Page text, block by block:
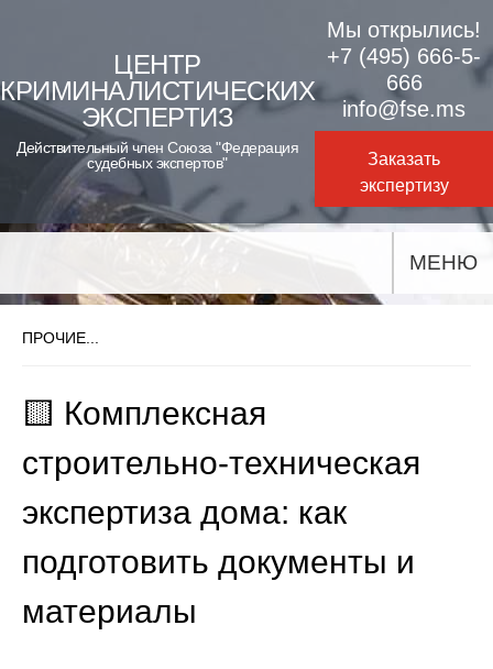
content
ЦЕНТР
КРИМИНАЛИСТИЧЕСКИХ
ЭКСПЕРТИЗ
Действительный член Союза "Федерация
судебных экспертов"
Мы открылись!
+7 (495) 666-5-
666
info@fse.ms
Заказать
экспертизу
МЕНЮ
ПРОЧИЕ...
🟨 Комплексная
строительно-техническая
экспертиза дома: как
подготовить документы и
материалы